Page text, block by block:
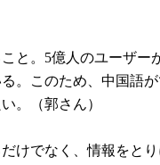
こと。5億人のユーザー
。このため、中国語が
。（郭さん）
だけでなく、情報をと